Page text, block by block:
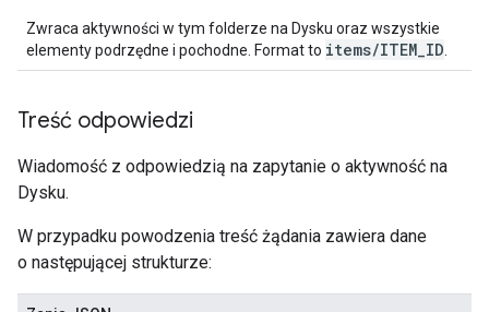
Zwraca aktywności w tym folderze na Dysku oraz wszystkie
elementy podrzędne i pochodne. Format to items/ITEM_ID
Treść odpowiedzi
Wiadomość z odpowiedzią na zapytanie o aktywność na
Dysku.
W przypadku powodzenia treść żądania zawiera dane
o następującej strukturze: